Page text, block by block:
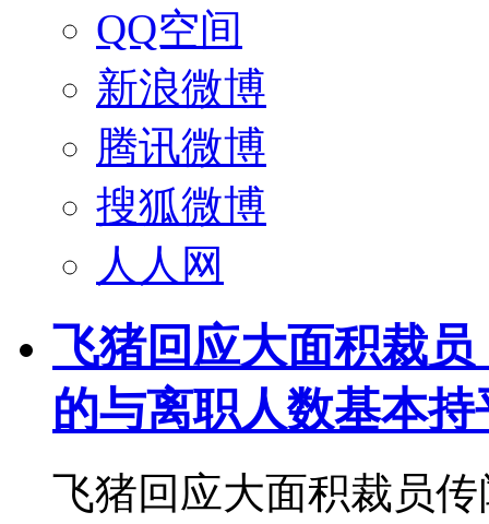
QQ空间
新浪微博
腾讯微博
搜狐微博
人人网
飞猪回应大面积裁
的与离职人数基本持
飞猪回应大面积裁员